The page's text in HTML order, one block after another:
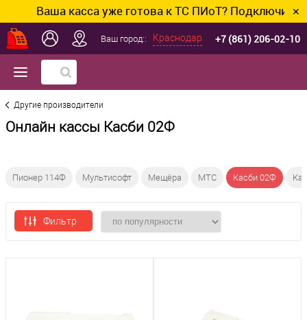
Ваша касса уже готова к ТС ПИоТ? Подключим и ✕
Ваш город:: Краснодар +7 (861) 206-02-10
Другие производители
Онлайн кассы Касби 02Ф
Пионер 114Ф Мультисофт Мещёра МТС Касби 02Ф
Фильтр